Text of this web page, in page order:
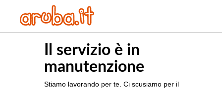
Il servizio è in
manutenzione
Stiamo lavorando per te. Ci scusiamo per il